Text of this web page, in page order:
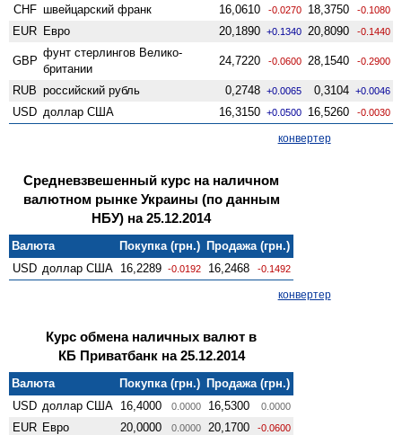
CHF швейцарский франк 16,0610 -0.0270 18,3750 -0.1080
EUR Евро 20,1890 +0.1340 20,8090 -0.1440
GBP
фунт стерлингов Велико­
британии
24,7220 -0.0600 28,1540 -0.2900
RUB российский рубль 0,2748 +0.0065 0,3104 +0.0046
USD доллар США 16,3150 +0.0500 16,5260 -0.0030
конвертер
Средневзвешенный курс на наличном
валютном рынке Украины (по данным
НБУ) на 25.12.2014
Валюта Покупка (грн.) Продажа (грн.)
USD доллар США 16,2289 -0.0192 16,2468 -0.1492
конвертер
Курс обмена наличных валют в
КБ Приватбанк на 25.12.2014
Валюта Покупка (грн.) Продажа (грн.)
USD доллар США 16,4000 0.0000 16,5300 0.0000
EUR Евро 20,0000 0.0000 20,1700 -0.0600